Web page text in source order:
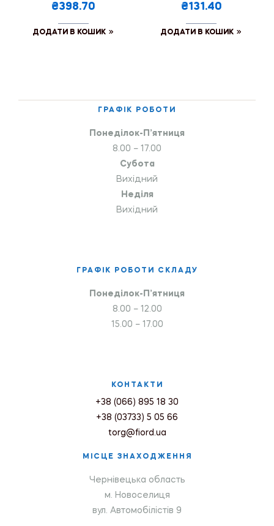
₴398.70
ДОДАТИ В КОШИК
₴131.40
ДОДАТИ В КОШИК
ГРАФІК РОБОТИ
Понеділок-П’ятниця
8.00 – 17.00
Субота
Вихідний
Неділя
Вихідний
ГРАФІК РОБОТИ СКЛАДУ
Понеділок-П’ятниця
8.00 – 12.00
15.00 – 17.00
КОНТАКТИ
+38 (066) 895 18 30
+38 (03733) 5 05 66
torg@fiord.ua
МІСЦЕ ЗНАХОДЖЕННЯ
Чернівецька область
м. Новоселиця
вул. Автомобілістів 9